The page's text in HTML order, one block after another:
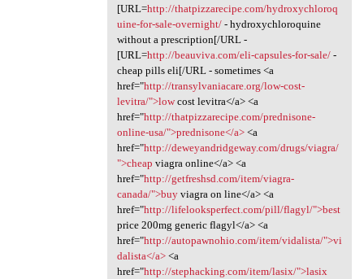
[URL=http://thatpizzarecipe.com/hydroxychloroq
uine-for-sale-overnight/- hydroxychloroquine
without a prescription[/URL -
[URL=http://beauviva.com/eli-capsules-for-sale/-
cheap pills eli[/URL - sometimes <a
href="http://transylvaniacare.org/low-cost-
levitra/">lowcost levitra</a> <a
href="http://thatpizzarecipe.com/prednisone-
online-usa/">prednisone</a><a
href="http://deweyandridgeway.com/drugs/viagra/
">cheap viagra online</a> <a
href="http://getfreshsd.com/item/viagra-
canada/">buyviagra on line</a> <a
href="http://lifelooksperfect.com/pill/flagyl/">best
price 200mg generic flagyl</a> <a
href="http://autopawnohio.com/item/vidalista/">vi
dalista</a><a
href="http://stephacking.com/item/lasix/">lasix